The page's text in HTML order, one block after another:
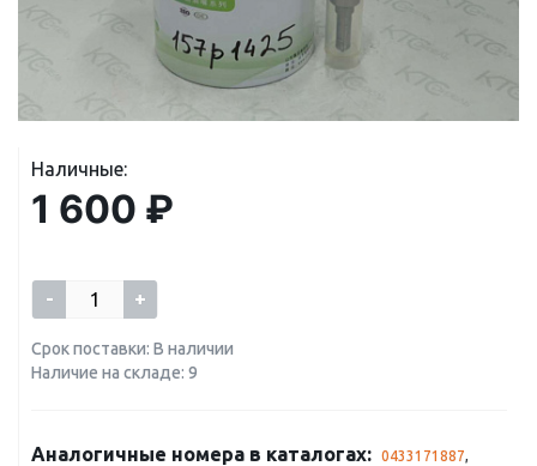
Наличные:
1 600 ₽
- +
Срок поставки: В наличии
Наличие на складе: 9
Аналогичные номера в каталогах: 0433171887,